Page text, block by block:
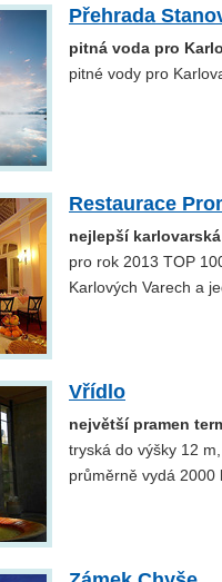
Přehrada
pitná voda pro
pitné vody pro
Restaurace
nejlepší
pro rok 2013 TOP
Karlových Varech a
Vřídlo
největší pramen
tryská do výšky 12
průměrně vydá 2000